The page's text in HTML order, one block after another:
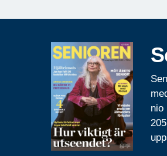
nio